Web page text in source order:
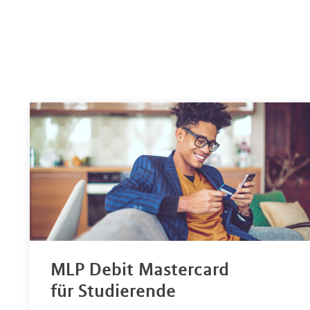
MLP Debit Mastercard
für Studierende